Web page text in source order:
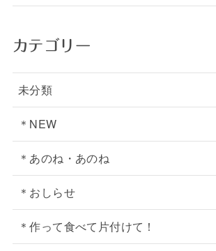
カテゴリー
未分類
＊NEW
＊あのね・あのね
＊おしらせ
＊作って食べて片付けて！